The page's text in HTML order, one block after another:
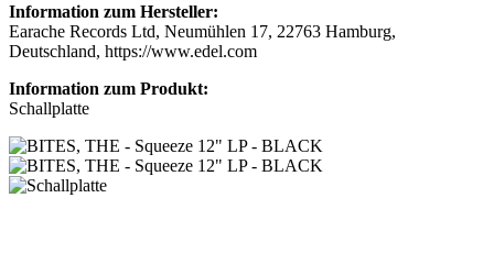
Information zum Hersteller:
Earache Records Ltd, Neumühlen 17, 22763 Hamburg,
Deutschland, https://www.edel.com
Information zum Produkt:
Schallplatte